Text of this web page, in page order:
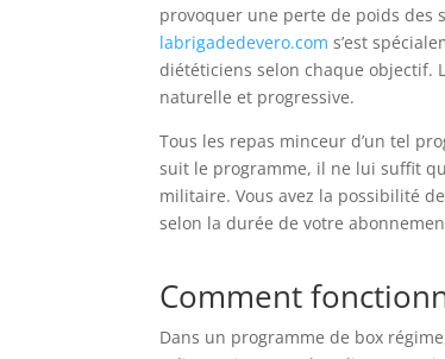
provoquer une perte de poids des
labrigadedevero.com s’est
diététiciens selon chaque objectif.
naturelle et progressive.
Tous les repas minceur d’un tel
suit le programme, il ne lui suffit
militaire. Vous avez la possibilité
selon la durée de votre
Comment
Dans un programme de box